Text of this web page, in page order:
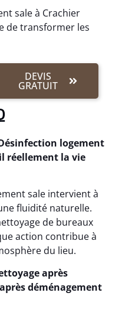
sale à Crachier
de transformer les
DEVIS
GRATUIT
logement
réellement la vie
sale intervient à
fluidité naturelle.
de bureaux
action contribue à
du lieu.
après
déménagement